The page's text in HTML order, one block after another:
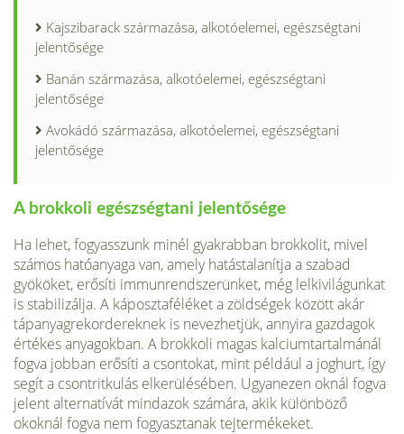
Kajszibarack származása, alkotóelemei, egészségtani
jelentősége
Banán származása, alkotóelemei, egészségtani
jelentősége
Avokádó származása, alkotóelemei, egészségtani
jelentősége
A brokkoli egészségtani jelentősége
Ha lehet, fogyasszunk minél gyakrabban brokkolit, mivel
számos hatóanyaga van, amely hatástalanítja a szabad
gyököket, erősíti immunrendszerünket, még lelkivilágun­kat
is stabilizálja. A káposztaféléket a zöldségek között akár
tápanyagrekordereknek is nevezhetjük, annyira gaz­dagok
értékes anyagokban. A brokkoli magas kalciumtar­talmánál
fogva jobban erősíti a csontokat, mint például a joghurt, így
segít a csontritkulás elkerülésében. Ugyan­ezen oknál fogva
jelent alternatívát mindazok számára, akik különböző
okoknál fogva nem fogyasztanak tejter­mékeket.